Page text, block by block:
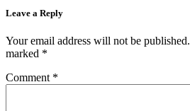
Leave a Reply
Your email address will not be published.
marked *
Comment *